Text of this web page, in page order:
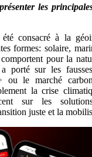
les
consacré à la
formes: solaire,
pour la
porté sur les
ou le marché
la crise
sur les solutions
juste et la